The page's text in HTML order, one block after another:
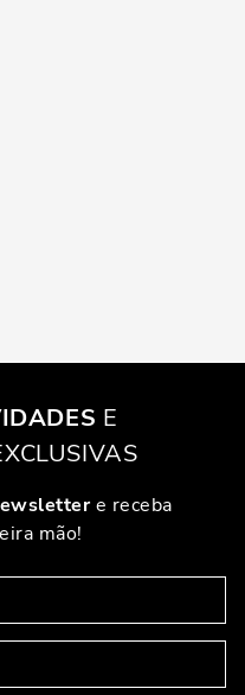
E
e receba
mão!